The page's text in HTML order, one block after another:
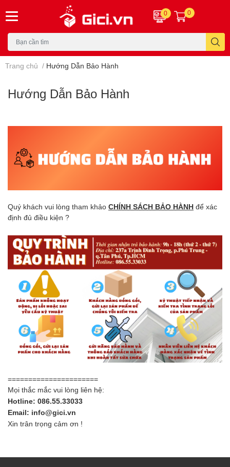
0 0
Trang chủ / Hướng Dẫn Bảo Hành
Hướng Dẫn Bảo Hành
Quý khách vui lòng tham khảo CHÍNH SÁCH BẢO HÀNH để xác
định đủ điều kiện ?
======================
Mọi thắc mắc vui lòng liên hệ:
Hotline: 086.55.33033
Email: info@gici.vn
Xin trân trọng cảm ơn !